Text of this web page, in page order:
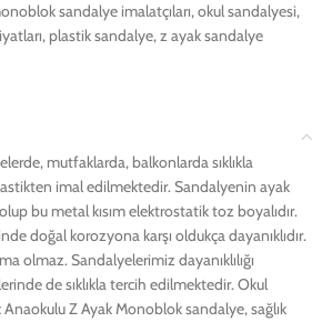
sandalye imalatçıları,okul sandalyesi,
, plastik sandalye,z ayak sandalye
mutfaklarda, balkonlarda sıklıkla
imal edilmektedir. Sandalyenin ayak
bu metal kısım elektrostatik toz boyalıdır.
doğal korozyona karşı oldukça dayanıklıdır.
olmaz. Sandalyelerimiz dayanıklılığı
de sıklıkla tercih edilmektedir. Okul
Z Ayak Monoblok sandalye, sağlık